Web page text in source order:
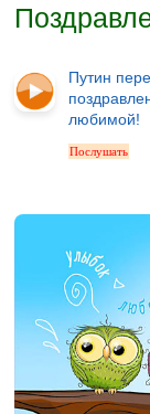
Путин
любимой!
Послушать